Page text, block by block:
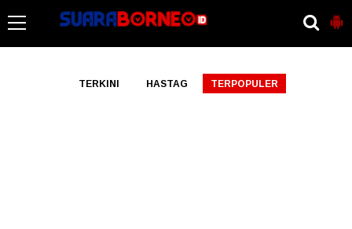
TERKINI HASTAG TERPOPULER